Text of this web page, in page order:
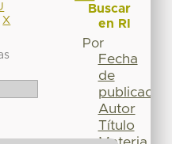
X
Buscar
en RI
Por
Fecha
de
publicación
Autor
Título